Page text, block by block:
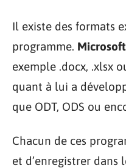
Il existe des formats
programme.
exemple .docx, .xlsx
quant à lui a
que ODT, ODS ou
Chacun de ces
et d’enregistrer